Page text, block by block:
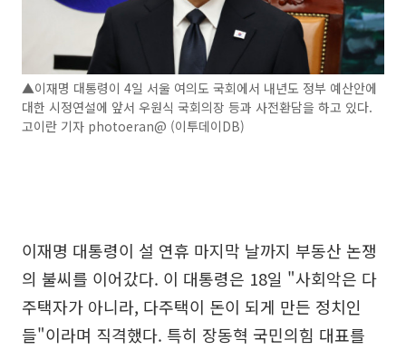
▲이재명 대통령이 4일 서울 여의도 국회에서 내년도 정부 예산안에
대한 시정연설에 앞서 우원식 국회의장 등과 사전환담을 하고 있다.
고이란 기자 photoeran@ (이투데이DB)
이재명 대통령이 설 연휴 마지막 날까지 부동산 논쟁
의 불씨를 이어갔다. 이 대통령은 18일 "사회악은 다
주택자가 아니라, 다주택이 돈이 되게 만든 정치인
들"이라며 직격했다. 특히 장동혁 국민의힘 대표를